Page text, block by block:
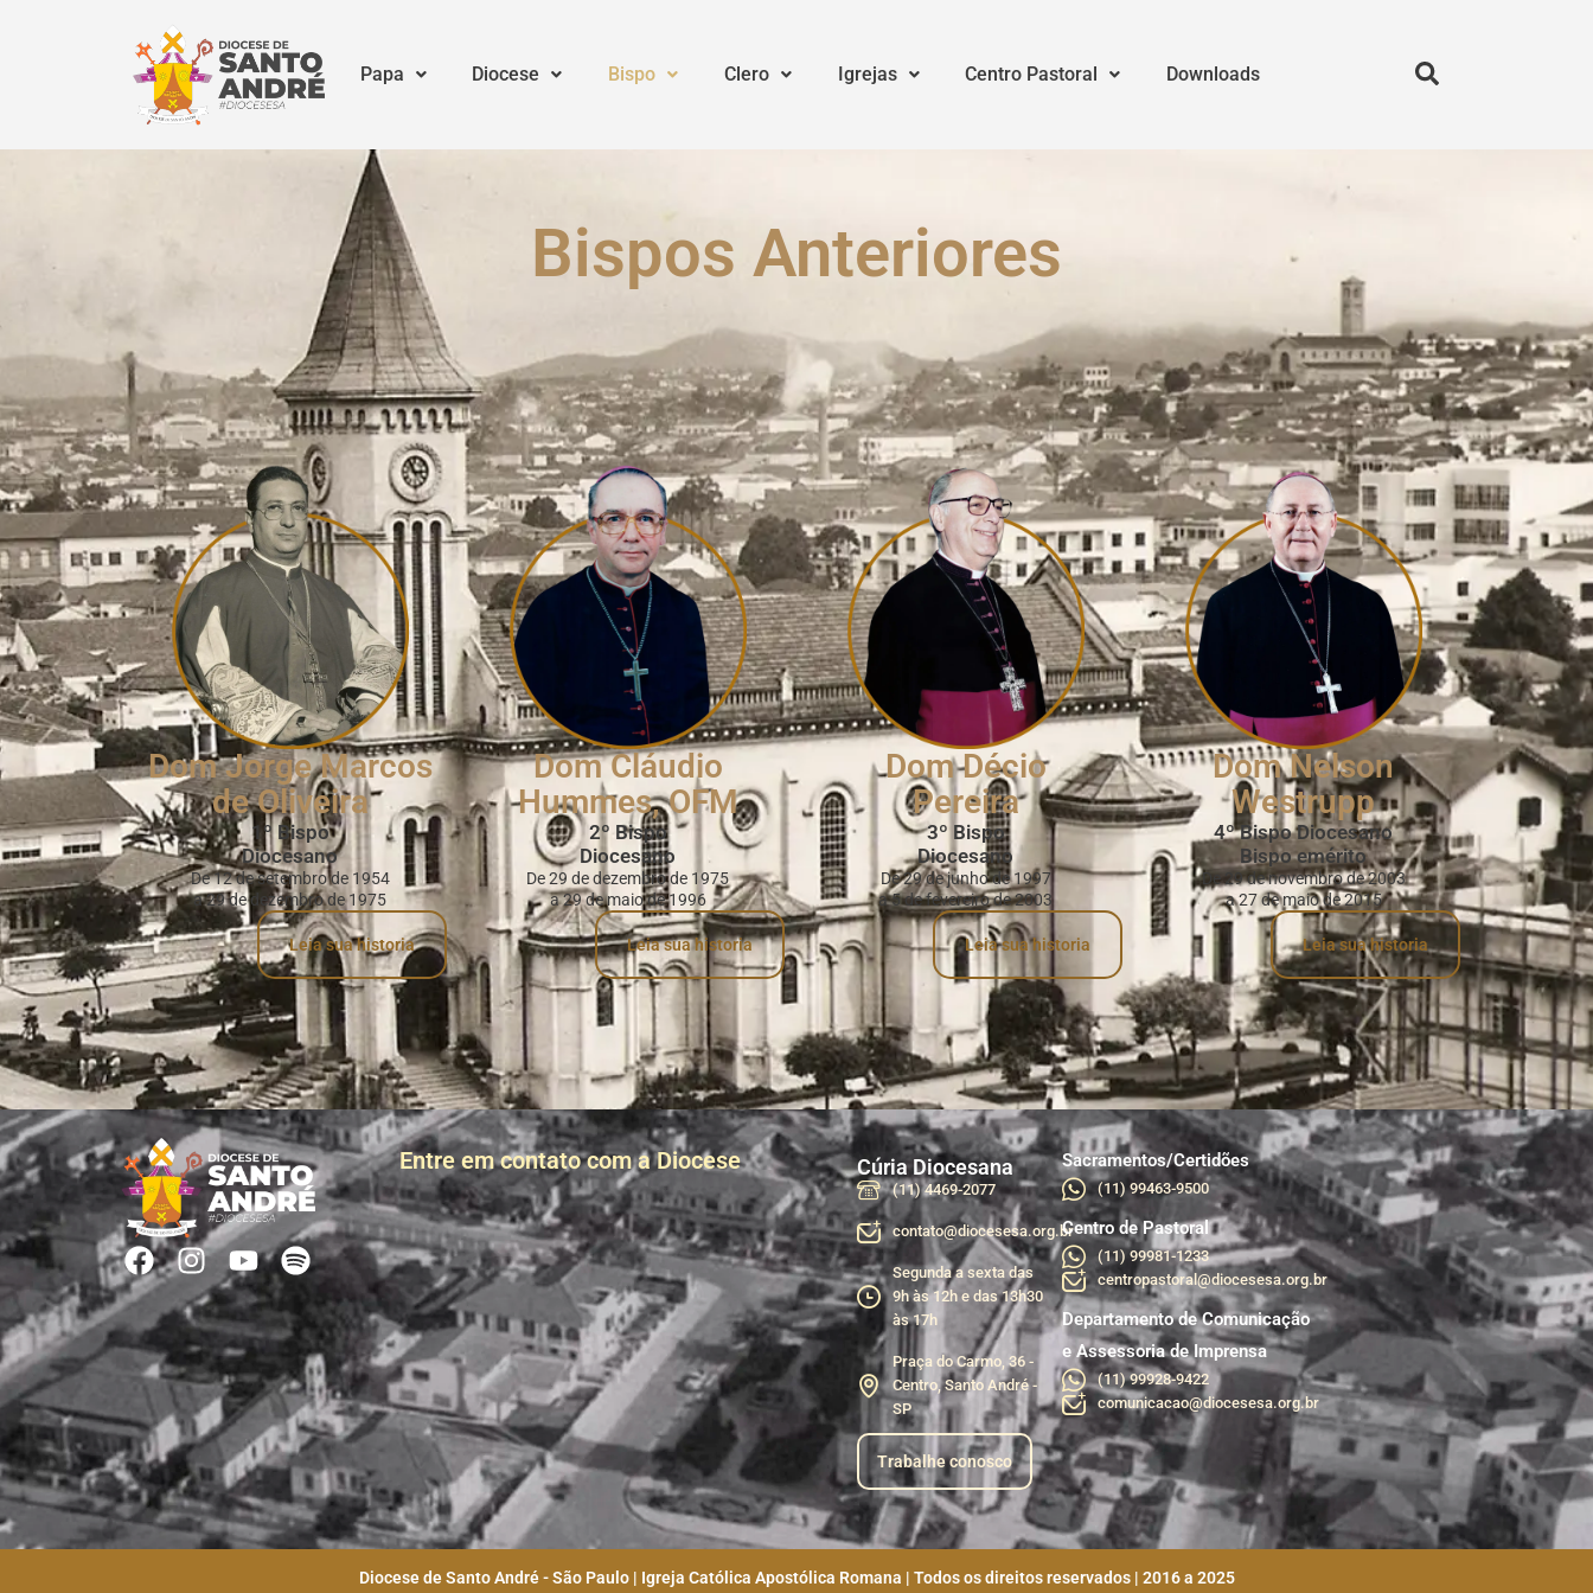
Papa Diocese Bispo Clero Igrejas Centro Pastoral Downloads
Bispos Anteriores
Dom Jorge Marcos
de Oliveira
1º Bispo
Diocesano
De 12 de setembro de 1954
a 29 de dezembro de 1975
Leia sua historia
Dom Cláudio
Hummes, OFM
2º Bispo
Diocesano
De 29 de dezembro de 1975
a 29 de maio de 1996
Leia sua historia
Dom Décio
Pereira
3º Bispo
Diocesano
De 29 de junho de 1997
a 5 de fevereiro de 2003
Leia sua historia
Dom Nel­son
Wes­trupp
4º Bispo Diocesano
Bispo emérito
De 29 de novembro de 2003
a 27 de maio de 2015
Leia sua historia
Entre em contato com a Diocese Cúria Diocesana
(11) 4469-2077
contato@diocesesa.org.br
Segunda a sexta das
9h às 12h e das 13h30
às 17h
Praça do Carmo, 36 -
Centro, Santo André -
SP
Trabalhe conosco
Sacramentos/Certidões
(11) 99463-9500
Centro de Pastoral
(11) 99981-1233
centropastoral@diocesesa.org.br
Departamento de Comunicação
e Assessoria de Imprensa
(11) 99928-9422
comunicacao@diocesesa.org.br
Diocese de Santo André - São Paulo | Igreja Católica Apostólica Romana | Todos os direitos reservados | 2016 a 2025